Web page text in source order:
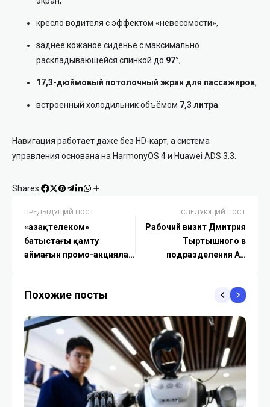
кресло водителя с эффектом «невесомости»,
заднее кожаное сиденье с максимально
раскладывающейся спинкой до 97°,
17,3-дюймовый потолочный экран для пассажиров,
встроенный холодильник объёмом 7,3 литра
Навигация работает даже без HD-карт, а система
управления основана на HarmonyOS 4 и Huawei ADS 3.3.
Shares:
ПРЕДЫДУЩИЙ ПОСТ
«Қазақтелеком»
батыстағы қамту
аймағын промо-акциялар
СЛЕДУЮЩИЙ ПОСТ
Рабочий визит Дмитрия
Тыртышного в
подразделения АО
Похожие посты